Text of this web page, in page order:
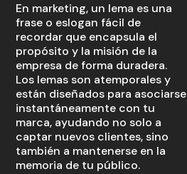
En marketing, un lema es una
frase o eslogan fácil de
recordar que encapsula el
propósito y la misión de la
empresa de forma duradera.
Los lemas son atemporales y
están diseñados para asociarse
instantáneamente con tu
marca, ayudando no solo a
captar nuevos clientes, sino
también a mantenerse en la
memoria de tu público.